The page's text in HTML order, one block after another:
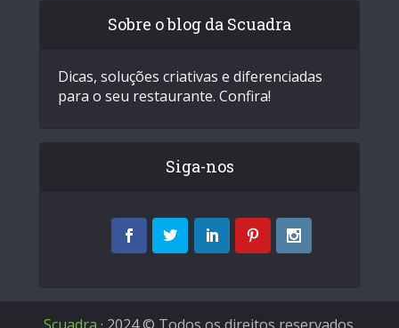
Sobre o blog da Scuadra
Dicas, soluções criativas e diferenciadas
para o seu restaurante. Confira!
Siga-nos